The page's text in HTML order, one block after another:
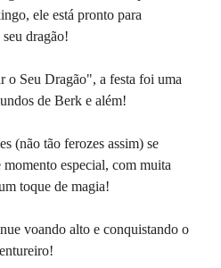
ele está pronto para
dragão!
o Seu Dragão", a festa foi uma
de Berk e além!
(não tão ferozes assim) se
momento especial, com muita
toque de magia!
voando alto e conquistando o